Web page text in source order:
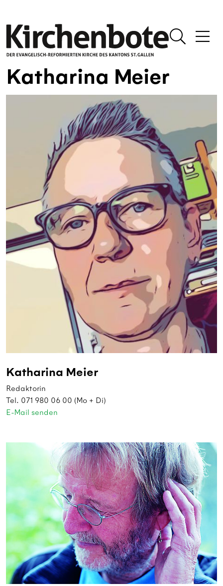
Katharina Meier
Katharina Meier
Redaktorin
Tel. 071 980 06 00 (Mo + Di)
E-Mail senden